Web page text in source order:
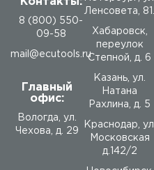
8 (800) 550-
09-58
mail@ecutools.ru
Главный
офис:
Вологда
ул.
Чехова, д. 29
Ленсовета, 81.
Хабаровск,
переулок
Степной, д. 6
Казань, ул.
Натана
Рахлина, д. 5
Краснодар, ул.
Московская
д.142/2